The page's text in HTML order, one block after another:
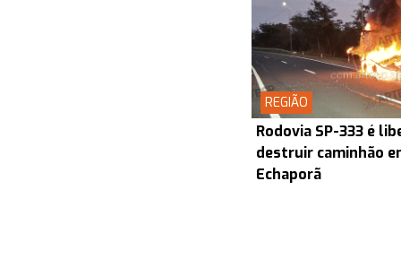
REGIÃO
Rodovia SP-333 é
destruir caminhão
Echaporã